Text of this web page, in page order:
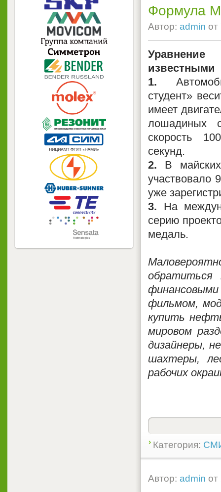
Формула
Автор: admin от
известными
1.
студент»
имеет
лошадиных
скорость
секунд.
2. В
участвовало
уже
3. На
серию
медаль.
обратиться
финансовыми
фильмом,
купить
мировом
дизайнеры,
шахтеры,
рабочих
Категория:
Автор: admin от